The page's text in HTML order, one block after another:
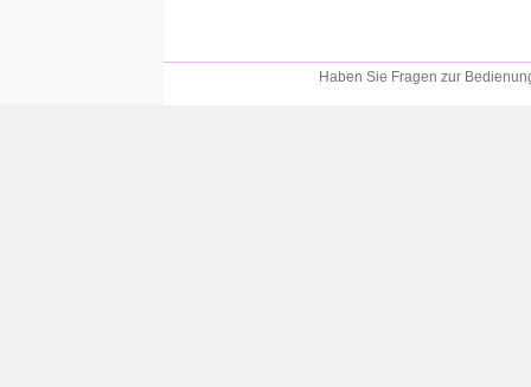
Haben Sie Fragen zur